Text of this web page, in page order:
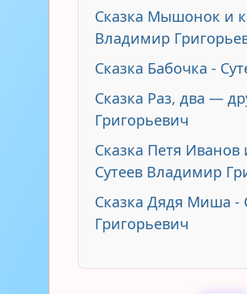
Сказка Мышонок и
Владимир
Сказка Бабочка -
Сказка Раз, два —
Григорьевич
Сказка Петя
Сутеев Владимир
Сказка Дядя Миша -
Григорьевич